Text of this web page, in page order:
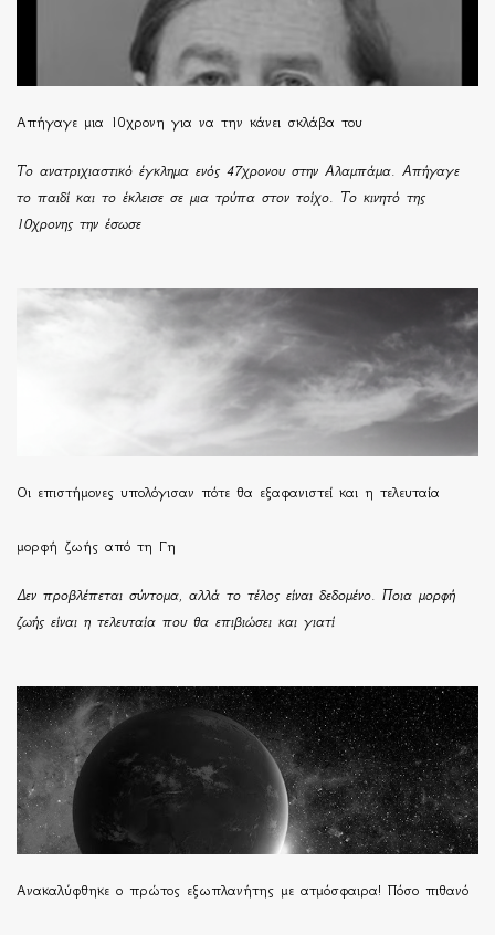
Απήγαγε μια 10χρονη για να την κάνει σκλάβα του
Το ανατριχιαστικό έγκλημα ενός 47χρονου στην Αλαμπάμα. Απήγαγε
το παιδί και το έκλεισε σε μια τρύπα στον τοίχο. Το κινητό της
10χρονης την έσωσε
Οι επιστήμονες υπολόγισαν πότε θα εξαφανιστεί και η τελευταία
μορφή ζωής από τη Γη
Δεν προβλέπεται σύντομα, αλλά το τέλος είναι δεδομένο. Ποια μορφή
ζωής είναι η τελευταία που θα επιβιώσει και γιατί
Ανακαλύφθηκε ο πρώτος εξωπλανήτης με ατμόσφαιρα! Πόσο πιθανό